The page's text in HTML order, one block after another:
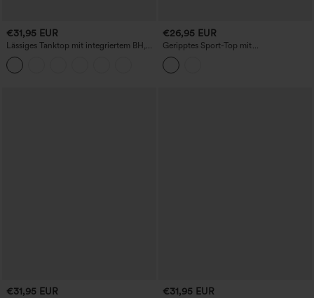
€31,95 EUR
Lässiges Tanktop mit integriertem BH,
Raffung, Kordelzug und Ösen
€26,95 EUR
Geripptes Sport-Top mit
Rundhalsausschnitt, vorderlichem Cut-
out und Colorblock-Design
€31,95 EUR €31,95 EUR